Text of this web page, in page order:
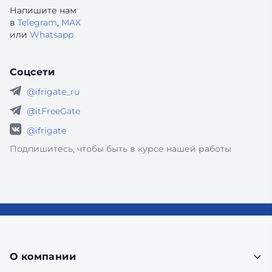
Напишите нам
в Telegram, MAX
или Whatsapp
Соцсети
@ifrigate_ru
@itFreeGate
@ifrigate
Подпишитесь, чтобы быть в курсе нашей работы
О компании